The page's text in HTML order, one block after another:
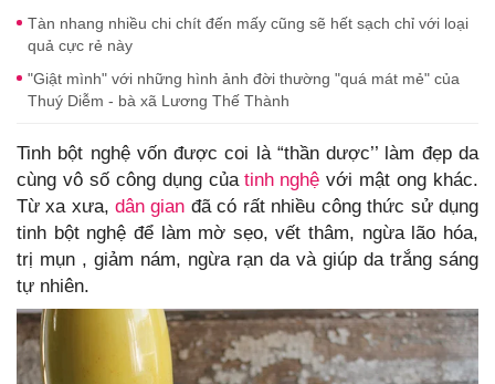
Tàn nhang nhiều chi chít đến mấy cũng sẽ hết sạch chỉ với loại
quả cực rẻ này
"Giật mình" với những hình ảnh đời thường "quá mát mẻ" của
Thuý Diễm - bà xã Lương Thế Thành
Tinh bột nghệ vốn được coi là “thần dược’’ làm đẹp da
cùng vô số công dụng củatinh nghệ với mật ong khác.
Từ xa xưa,dân gian đã có rất nhiều công thức sử dụng
tinh bột nghệ để làm mờ sẹo, vết thâm, ngừa lão hóa,
trị mụn , giảm nám, ngừa rạn da và giúp da trắng sáng
tự nhiên.